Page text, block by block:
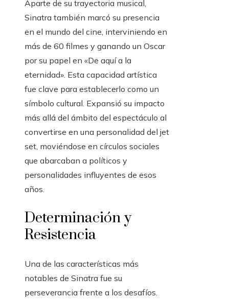
Aparte de su trayectoria musical,
Sinatra también marcó su presencia
en el mundo del cine, interviniendo en
más de 60 filmes y ganando un Oscar
por su papel en «De aquí a la
eternidad». Esta capacidad artística
fue clave para establecerlo como un
símbolo cultural. Expansió su impacto
más allá del ámbito del espectáculo al
convertirse en una personalidad del jet
set, moviéndose en círculos sociales
que abarcaban a políticos y
personalidades influyentes de esos
años.
Determinación y
Resistencia
Una de las características más
notables de Sinatra fue su
perseverancia frente a los desafíos.